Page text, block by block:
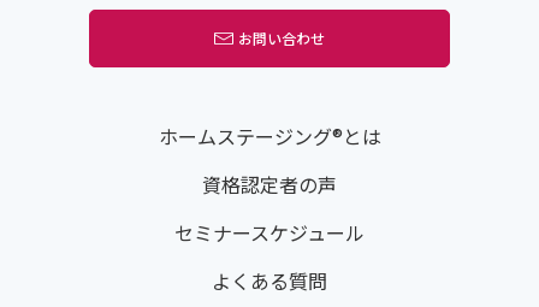
お問い合わせ
ホームステージング®とは
資格認定者の声
セミナースケジュール
よくある質問